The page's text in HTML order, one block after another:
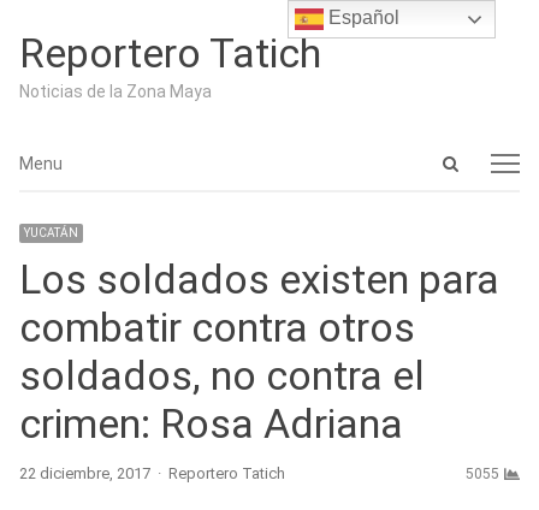
Reportero Tatich
Noticias de la Zona Maya
Open
Menu
Menu
YUCATÁN
​Los soldados existen para
combatir contra otros
soldados, no contra el
crimen: Rosa Adriana
22 diciembre, 2017 Author
Reportero Tatich 5055
Español